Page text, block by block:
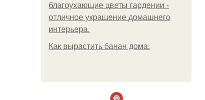
благоухающие цветы гардении -
отличное украшение домашнего
интерьера.
Как вырастить банан дома.